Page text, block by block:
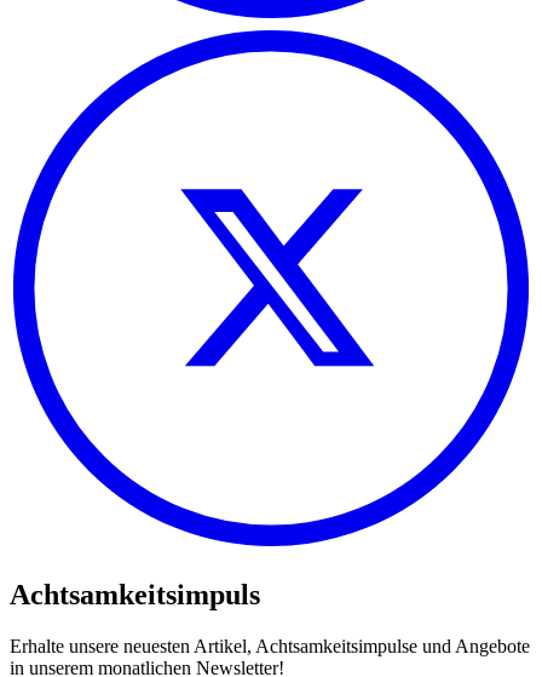
Achtsamkeitsimpuls
Erhalte unsere neuesten Artikel, Achtsamkeitsimpulse und Angebote
in unserem monatlichen Newsletter!